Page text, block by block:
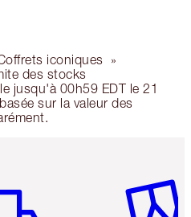
iconiques »
des stocks
jusqu'à 00h59 EDT le 21
sur la valeur des